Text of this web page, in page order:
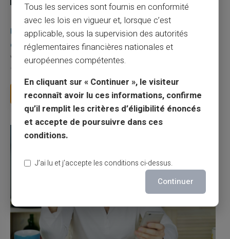
03/08/2026 Veritas Carte prépayée
Une carte bancaire gratuite sans compte, ça
existe ?
Vous avez tapé cette recherche parce que votre banque vous
facture 50 € par an pour une carte que vo...
Lire la suite
Tous les services sont fournis en conformité
avec les lois en vigueur et, lorsque c’est
applicable, sous la supervision des autorités
réglementaires financières nationales et
européennes compétentes.
En cliquant sur « Continuer », le visiteur
reconnaît avoir lu ces informations, confirme
qu’il remplit les critères d’éligibilité énoncés
et accepte de poursuivre dans ces
conditions.
J’ai lu et j’accepte les conditions ci-dessus.
Continuer